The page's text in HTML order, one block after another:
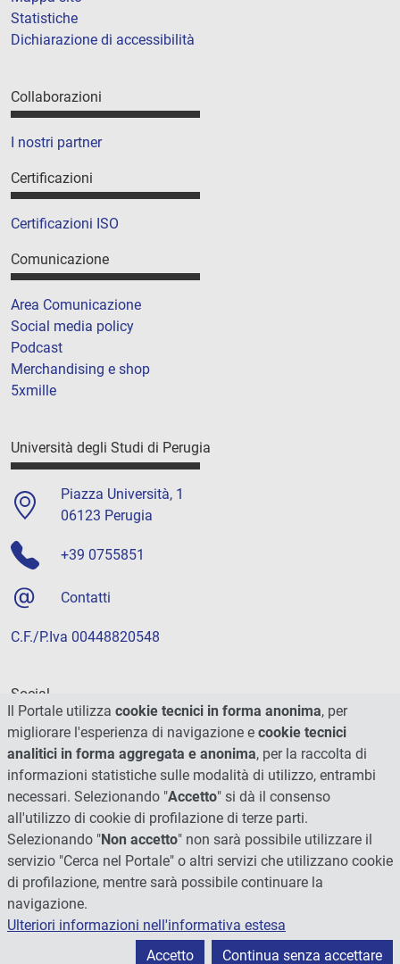
Statistiche
Dichiarazione di accessibilità
Collaborazioni
I nostri partner
Certificazioni
Certificazioni ISO
Comunicazione
Area Comunicazione
Social media policy
Podcast
Merchandising e shop
5xmille
Università degli Studi di Perugia
Piazza Università, 1
06123 Perugia
+39 0755851
Contatti
C.F./P.Iva 00448820548
Social
© 2026 - Università degli Studi di Perugia
Il Portale utilizza cookie tecnici in forma anonima, per
migliorare l'esperienza di navigazione e cookie tecnici
analitici in forma aggregata e anonima, per la raccolta di
informazioni statistiche sulle modalità di utilizzo, entrambi
necessari. Selezionando "Accetto" si dà il consenso
all'utilizzo di cookie di profilazione di terze parti.
Selezionando "Non accetto" non sarà possibile utilizzare il
servizio "Cerca nel Portale" o altri servizi che utilizzano cookie
di profilazione, mentre sarà possibile continuare la
navigazione.
Ulteriori informazioni nell'informativa estesa
Accetto
Continua senza accettare